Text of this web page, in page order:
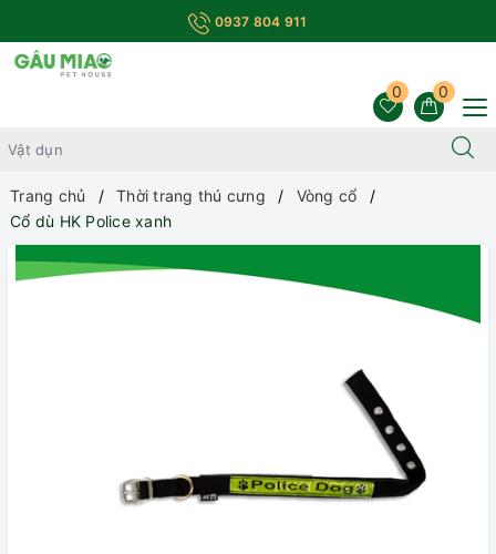
0937 804 911
0
0
Trang chủ Thời trang thú cưng
Vòng cổ
Cổ dù HK Police xanh